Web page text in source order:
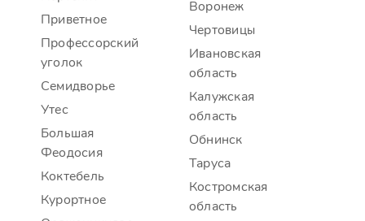
Приветное
Профессорский
уголок
Семидворье
Утес
Большая
Феодосия
Коктебель
Курортное
Воронеж
Чертовицы
Ивановская
область
Калужская
область
Обнинск
Таруса
Костромская
область